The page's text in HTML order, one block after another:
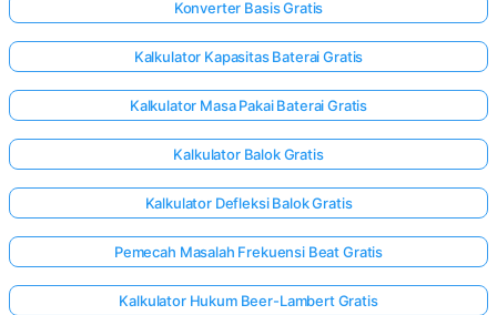
Konverter Basis Gratis
Kalkulator Kapasitas Baterai Gratis
Kalkulator Masa Pakai Baterai Gratis
Kalkulator Balok Gratis
Kalkulator Defleksi Balok Gratis
Pemecah Masalah Frekuensi Beat Gratis
Kalkulator Hukum Beer-Lambert Gratis